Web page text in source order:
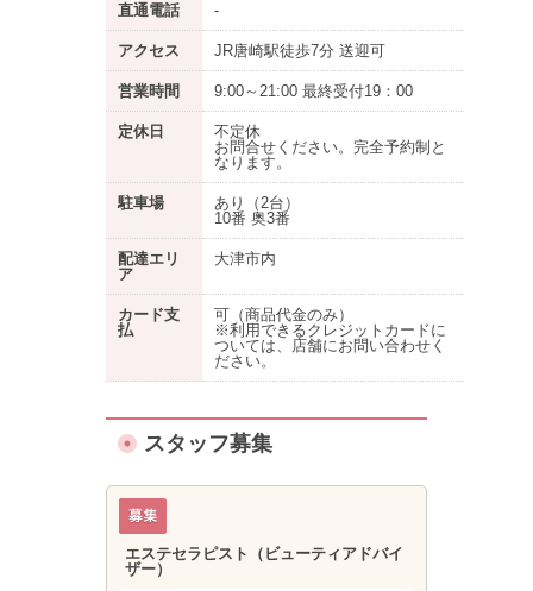
直通電話 -
アクセス JR唐崎駅徒歩7分 送迎可
営業時間 9:00～21:00 最終受付19：00
定休日
不定休
お問合せください。完全予約制と
なります。
駐車場 あり
（2台）
10番 奥3番
配達エリ
ア
大津市内
カード支
払
可（商品代金のみ）
※利用できるクレジットカードに
ついては、店舗にお問い合わせく
ださい。
スタッフ募集
エステセラピスト（ビューティアドバイ
ザー）